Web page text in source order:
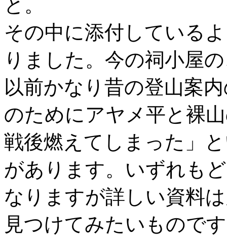
と。
その中に添付している
りました。今の祠小屋
以前かなり昔の登山案
のためにアヤメ平と裸
戦後燃えてしまった」
があります。いずれも
なりますが詳しい資料
見つけてみたいもので